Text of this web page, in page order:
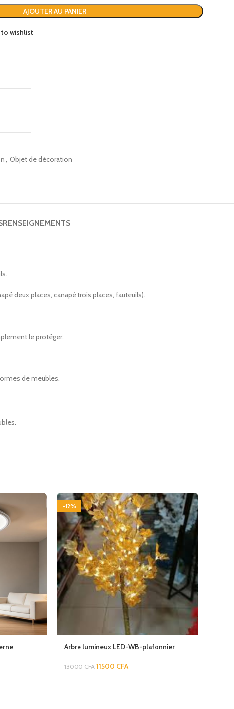
AJOUTER AU PANIER
to wishlist
, Objet de décoration
RENSEIGNEMENTS
deux places, canapé trois places, fauteuils).
le protéger.
de meubles.
-12%
Arbre lumineux LED-WB-plafonnier
13000CFA 11500 CFA